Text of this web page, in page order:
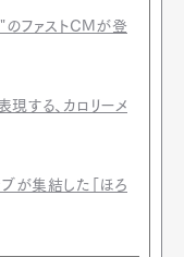
ファストCMが登
現する、カロリーメ
ブが集結した「ほろ